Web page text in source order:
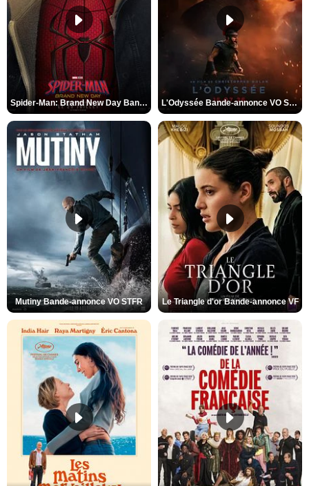
Spider-Man: Brand New Day Bande-annonce VO STFR L'Odyssée Bande-annonce VO STFR
Mutiny Bande-annonce VO STFR Le Triangle d'or Bande-annonce VF